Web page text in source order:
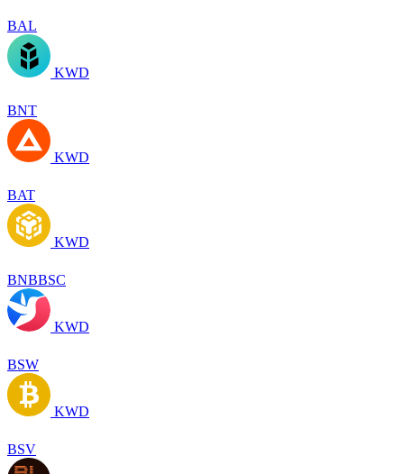
BAL
KWD
BNT
KWD
BAT
KWD
BNBBSC
KWD
BSW
KWD
BSV